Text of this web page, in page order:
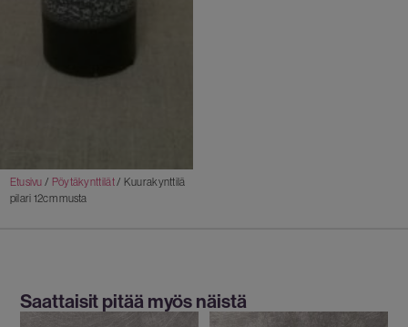
Etusivu / Pöytäkynttilät/ Kuurakynttilä
pilari 12cm musta
Saattaisit pitää myös näistä